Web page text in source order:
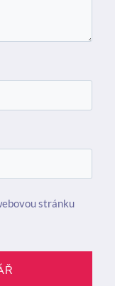
stránku